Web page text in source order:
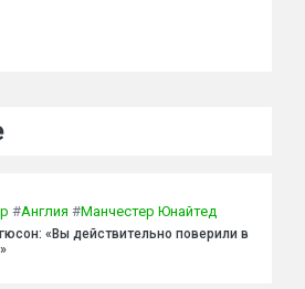
#Англия #Манчестер Юнайтед
«Вы действительно поверили в